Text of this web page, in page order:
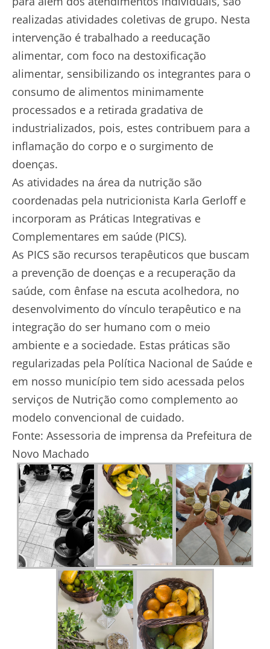
realizadas atividades coletivas de grupo. Nesta
intervenção é trabalhado a reeducação
alimentar, com foco na destoxificação
alimentar, sensibilizando os integrantes para o
consumo de alimentos minimamente
processados e a retirada gradativa de
industrializados, pois, estes contribuem para a
inflamação do corpo e o surgimento de
doenças.
As atividades na área da nutrição são
coordenadas pela nutricionista Karla Gerloff e
incorporam as Práticas Integrativas e
Complementares em saúde (PICS).
As PICS são recursos terapêuticos que buscam
a prevenção de doenças e a recuperação da
saúde, com ênfase na escuta acolhedora, no
desenvolvimento do vínculo terapêutico e na
integração do ser humano com o meio
ambiente e a sociedade. Estas práticas são
regularizadas pela Política Nacional de Saúde e
em nosso município tem sido acessada pelos
serviços de Nutrição como complemento ao
modelo convencional de cuidado.
Fonte: Assessoria de imprensa da Prefeitura de
Novo Machado